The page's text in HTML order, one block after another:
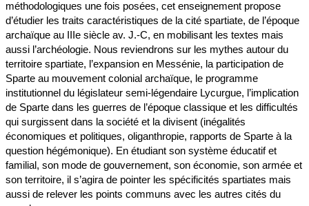
méthodologiques une fois posées, cet enseignement propose
d’étudier les traits caractéristiques de la cité spartiate, de l’époque
archaïque au IIIe siècle av. J.-C, en mobilisant les textes mais
aussi l’archéologie. Nous reviendrons sur les mythes autour du
territoire spartiate, l’expansion en Messénie, la participation de
Sparte au mouvement colonial archaïque, le programme
institutionnel du législateur semi-légendaire Lycurgue, l’implication
de Sparte dans les guerres de l’époque classique et les difficultés
qui surgissent dans la société et la divisent (inégalités
économiques et politiques, oliganthropie, rapports de Sparte à la
question hégémonique). En étudiant son système éducatif et
familial, son mode de gouvernement, son économie, son armée et
son territoire, il s’agira de pointer les spécificités spartiates mais
aussi de relever les points communs avec les autres cités du